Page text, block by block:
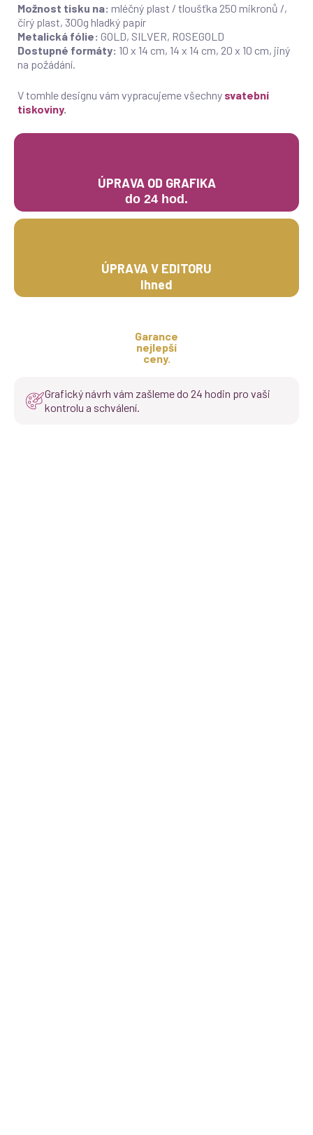
Možnost tisku na: mléčný plast / tloušťka 250 mikronů /,
čirý plast, 300g hladký papír
Metalická fólie: GOLD, SILVER, ROSEGOLD
Dostupné formáty: 10 x 14 cm, 14 x 14 cm, 20 x 10 cm, jiný
na požádání.
V tomhle designu vám vypracujeme všechny svatební
tiskoviny.
ÚPRAVA OD GRAFIKA
do 24 hod.
ÚPRAVA V EDITORU
Ihned
Garance
nejlepší
ceny.
Grafický návrh vám zašleme do 24 hodin pro vaši
kontrolu a schválení.